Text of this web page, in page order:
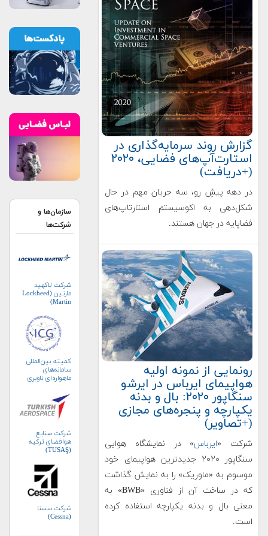
گزارش روند سرمایه‌گذاری در
استارت‌آپ‌های فضایی، ۲۰۲۰
(+دریافت)
در دهه پیشِ رو، سه جریان مهم در حال
شکل‌دهی به اکوسیستم استارتاپ‌های
فضاپایه در جهان هستند.
رونمایی از نمونه اولیه
هواپیمای ایرباس در ایرشو
سنگاپور ۲۰۲۰: بال و بدنه
یکپارچه و پنجره‌های مجازی
(+تصاویر)
شرکت «ایرباس» در نمایشگاه هوایی
سنگاپور ۲۰۲۰ جدیدترین هواپیمای خود
موسوم به «ماوریک» را به نمایش گذاشت
که در ساخت آن از فناوری «BWB» به
معنی بال و بدنه یکپارچه استفاده کرده
است.
سازمان‌ها و
شرکت‌ها
شرکت لاکهید
مارتین (Lockheed
Martin)
کمیته بین‌المللی
سامانه‌های
ماهواره‌ای ناوبری
شرکت صنایع
هوافضای ترکیه
(TUSAŞ)
شرکت سسنا
(Cessna)